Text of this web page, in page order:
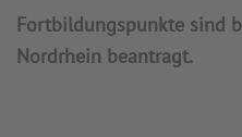
Fortbildungspunkte sind
Nordrhein beantragt.